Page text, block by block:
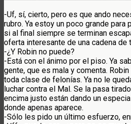
-Uf, sí, cierto, pero es que ando
rubro. Ya estoy un poco grande para
si al final siempre se terminan
oferta interesante de una cadena de
-¿Y Robin no puede?
-Está con el ánimo por el piso. Ya
gente, que es mala y comenta.
toda clase de felonías. Ya no le
luchar contra el Mal. Se la pasa
encima justo están dando un
donde apenas aparece.
-Sólo les pido un último esfuerzo,